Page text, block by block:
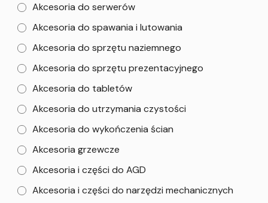
Akcesoria do serwerów
Akcesoria do spawania i lutowania
Akcesoria do sprzętu naziemnego
Akcesoria do sprzętu prezentacyjnego
Akcesoria do tabletów
Akcesoria do utrzymania czystości
Akcesoria do wykończenia ścian
Akcesoria grzewcze
Akcesoria i części do AGD
Akcesoria i części do narzędzi mechanicznych